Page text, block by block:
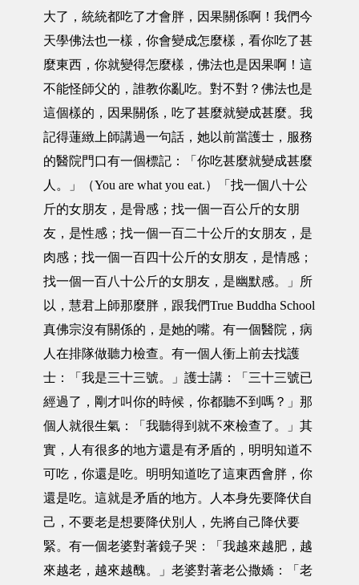
大了，統統都吃了才會胖，因果關係啊！我們今
天學佛法也一樣，你會變成怎麼樣，看你吃了甚
麼東西，你就變得怎麼樣，佛法也是因果啊！這
不能怪師父的，誰教你亂吃。對不對？佛法也是
這個樣的，因果關係，吃了甚麼就變成甚麼。我
記得蓮緻上師講過一句話，她以前當護士，服務
的醫院門口有一個標記：「你吃甚麼就變成甚麼
人。」（You are what you eat.）「找一個八十公
斤的女朋友，是骨感；找一個一百公斤的女朋
友，是性感；找一個一百二十公斤的女朋友，是
肉感；找一個一百四十公斤的女朋友，是情感；
找一個一百八十公斤的女朋友，是幽默感。」所
以，慧君上師那麼胖，跟我們True Buddha School
真佛宗沒有關係的，是她的嘴。有一個醫院，病
人在排隊做聽力檢查。有一個人衝上前去找護
士：「我是三十三號。」護士講：「三十三號已
經過了，剛才叫你的時候，你都聽不到嗎？」那
個人就很生氣：「我聽得到就不來檢查了。」其
實，人有很多的地方還是有矛盾的，明明知道不
可吃，你還是吃。明明知道吃了這東西會胖，你
還是吃。這就是矛盾的地方。人本身先要降伏自
己，不要老是想要降伏別人，先將自己降伏要
緊。有一個老婆對著鏡子哭：「我越來越肥，越
來越老，越來越醜。」老婆對著老公撒嬌：「老